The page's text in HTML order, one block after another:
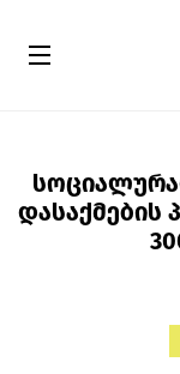
დასაქმების